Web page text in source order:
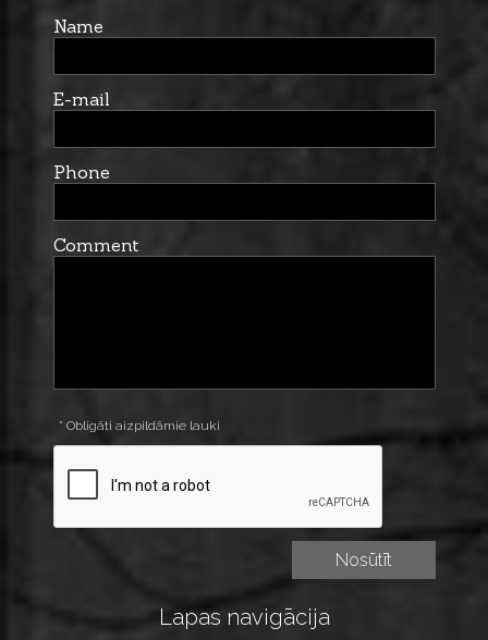
Name
E-mail
Phone
Comment
* Obligāti aizpildāmie lauki
Lapas navigācija